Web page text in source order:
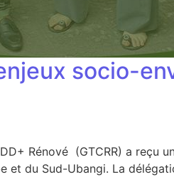
socio-
Rénové (GTCRR) a reçu
du Sud-Ubangi. La